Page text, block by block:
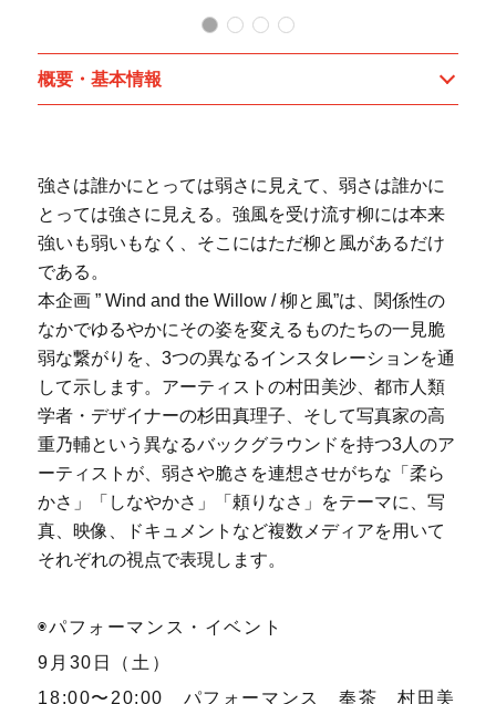
概要・基本情報
強さは誰かにとっては弱さに見えて、弱さは誰かに
とっては強さに見える。強風を受け流す柳には本来
強いも弱いもなく、そこにはただ柳と風があるだけ
である。
本企画 ” Wind and the Willow / 柳と風”は、関係性の
なかでゆるやかにその姿を変えるものたちの一見脆
弱な繋がりを、3つの異なるインスタレーションを通
して示します。アーティストの村田美沙、都市人類
学者・デザイナーの杉田真理子、そして写真家の高
重乃輔という異なるバックグラウンドを持つ3人のア
ーティストが、弱さや脆さを連想させがちな「柔ら
かさ」「しなやかさ」「頼りなさ」をテーマに、写
真、映像、ドキュメントなど複数メディアを用いて
それぞれの視点で表現します。
◉パフォーマンス・イベント
9月30日（土）
18:00〜20:00 パフォーマンス 奉茶 村田美